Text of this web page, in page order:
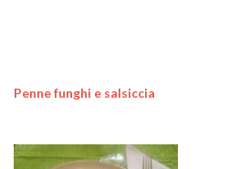
Penne funghi e salsiccia